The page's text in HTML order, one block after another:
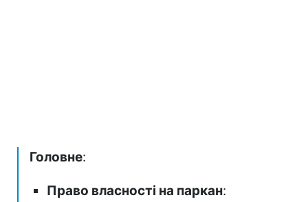
Головне:
Право власності на паркан: